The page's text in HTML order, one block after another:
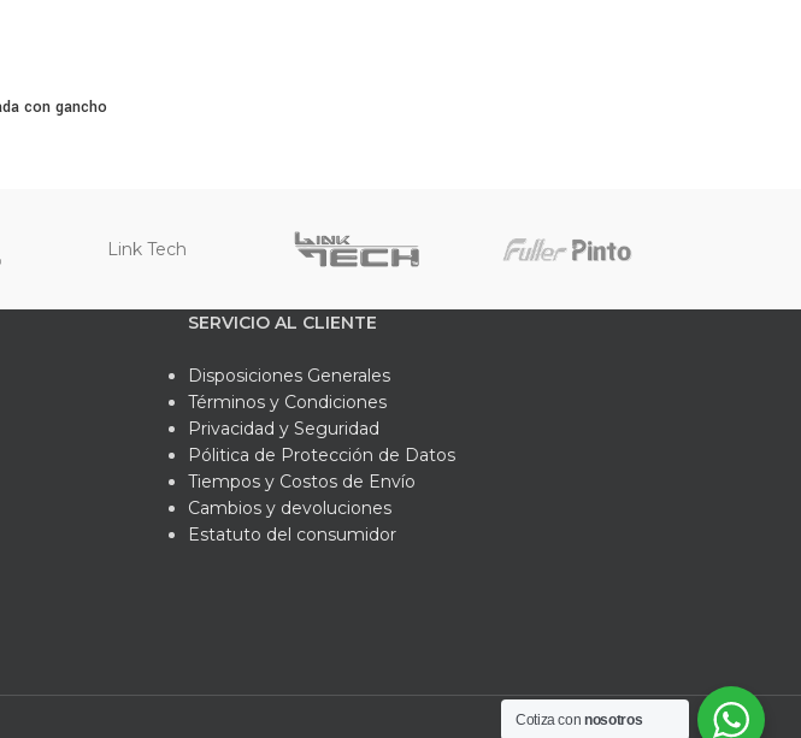
con gancho
Link Tech
SERVICIO AL CLIENTE
Disposiciones Generales
Términos y Condiciones
Privacidad y Seguridad
Pólitica de Protección de Datos
Tiempos y Costos de Envío
Cambios y devoluciones
Estatuto del consumidor
Cotiza connosotros